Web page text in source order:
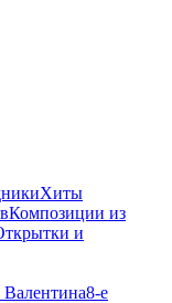
Хиты
Композиции из
и
Валентина8-е